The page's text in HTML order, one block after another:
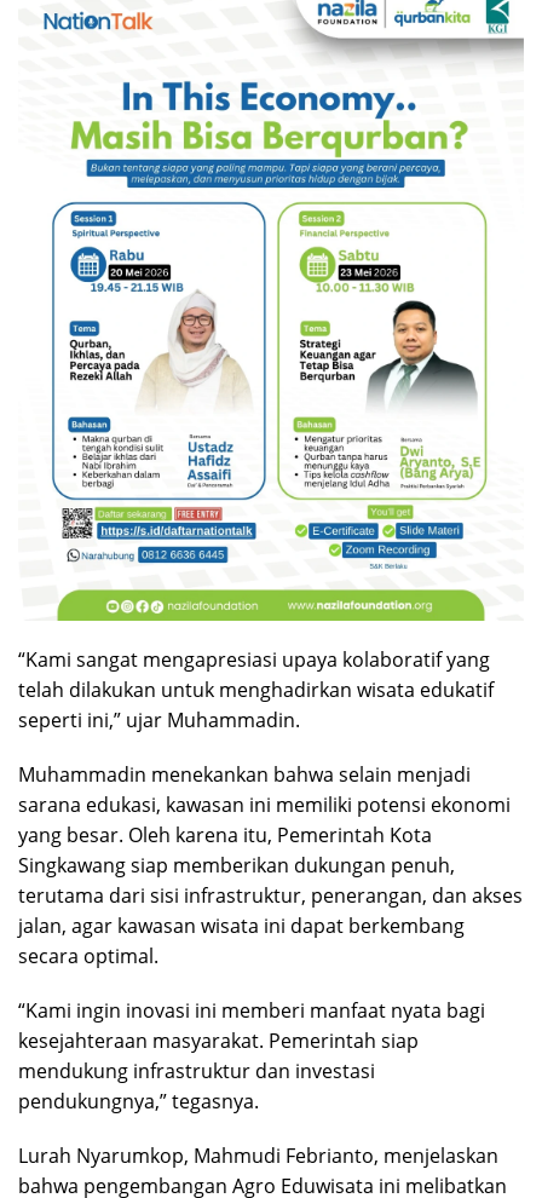
“Kami sangat mengapresiasi upaya kolaboratif yang
telah dilakukan untuk menghadirkan wisata edukatif
seperti ini,” ujar Muhammadin.
Muhammadin menekankan bahwa selain menjadi
sarana edukasi, kawasan ini memiliki potensi ekonomi
yang besar. Oleh karena itu, Pemerintah Kota
Singkawang siap memberikan dukungan penuh,
terutama dari sisi infrastruktur, penerangan, dan akses
jalan, agar kawasan wisata ini dapat berkembang
secara optimal.
“Kami ingin inovasi ini memberi manfaat nyata bagi
kesejahteraan masyarakat. Pemerintah siap
mendukung infrastruktur dan investasi
pendukungnya,” tegasnya.
Lurah Nyarumkop, Mahmudi Febrianto, menjelaskan
bahwa pengembangan Agro Eduwisata ini melibatkan